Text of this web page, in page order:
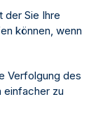
der Sie Ihre
können, wenn
Verfolgung des
einfacher zu